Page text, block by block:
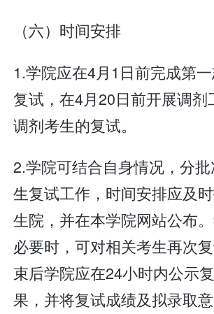
（六）时间安排
1.学院应在4月1日前完成第
复试，在4月20日前开展调剂
调剂考生的复试。
2.学院可结合自身情况，分
生复试工作，时间安排应及
生院，并在本学院网站公布
必要时，可对相关考生再次
束后学院应在24小时内公示
果，并将复试成绩及拟录取